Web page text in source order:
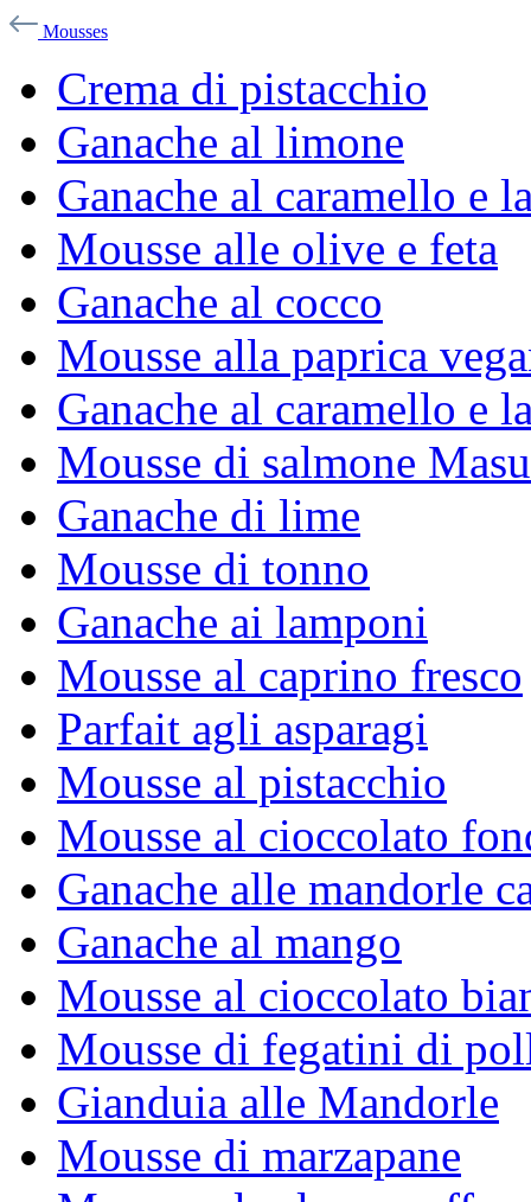
Mousses
Crema di pistacchio
Ganache al limone
Ganache al caramello e
Mousse alle olive e feta
Ganache al cocco
Mousse alla paprica
Ganache al caramello e
Mousse di salmone Masu
Ganache di lime
Mousse di tonno
Ganache ai lamponi
Mousse al caprino fresco
Parfait agli asparagi
Mousse al pistacchio
Mousse al cioccolato
Ganache alle mandorle
Ganache al mango
Mousse al cioccolato
Mousse di fegatini di
Gianduia alle Mandorle
Mousse di marzapane